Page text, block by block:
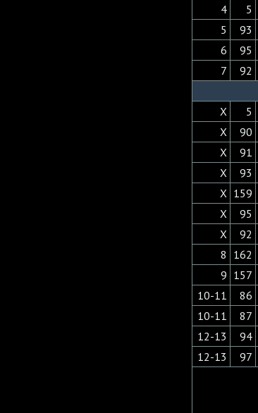
4
5
5
93
6
95
7
92
X
5
X
90
X
91
X
93
X 159
X
95
X
92
8 162
9 157
10-11
86
10-11
87
12-13
94
12-13
97